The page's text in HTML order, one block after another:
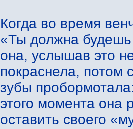
Когда во время
«Ты должна будешь
она, услышав это
покраснела, потом
зубы
этого момента она
оставить своего